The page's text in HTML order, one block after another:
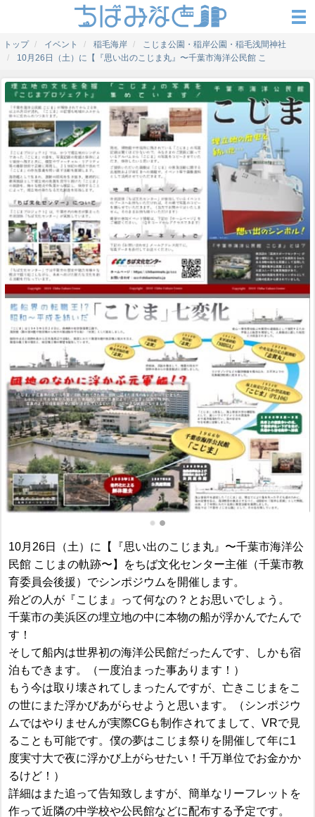
トップ イベント 稲毛海岸
こじま公園・稲岸公園・稲毛浅間神社
10月26日（土）に【『思い出のこじま丸』〜千葉市海洋公民館 こ
10月26日（土）に【『思い出のこじま丸』〜千葉市海洋公
民館 こじまの軌跡〜】をちば文化センター主催（千葉市教
育委員会後援）でシンポジウムを開催します。
殆どの人が『こじま』って何なの？とお思いでしょう。
千葉市の美浜区の埋立地の中に本物の船が浮かんでたんで
す！
そして船内は世界初の海洋公民館だったんです、しかも宿
泊もできます。（一度泊まった事あります！）
もう今は取り壊されてしまったんですが、亡きこじまをこ
の世にまた浮かびあがらせようと思います。（シンポジウ
ムではやりませんが実際CGも制作されてまして、VRで見
ることも可能です。僕の夢はこじま祭りを開催して年に1
度実寸大で夜に浮かび上がらせたい！千万単位でお金かか
るけど！）
詳細はまた追って告知致しますが、簡単なリーフレットを
作って近隣の中学校や公民館などに配布する予定です。